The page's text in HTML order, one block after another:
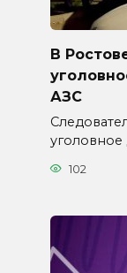
В
АЗС
уголовное
102